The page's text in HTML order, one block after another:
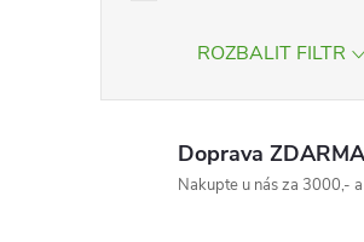
ROZBALIT FILTR
Doprava
Nakupte u nás za 3000,-